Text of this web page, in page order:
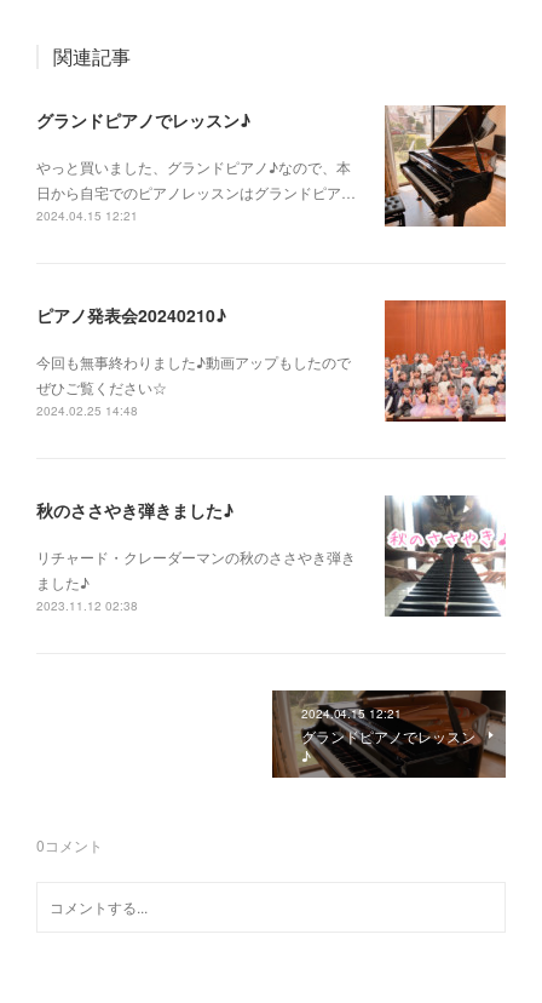
関連記事
グランドピアノでレッスン♪
やっと買いました、グランドピアノ♪なので、本
日から自宅でのピアノレッスンはグランドピア…
2024.04.15 12:21
ピアノ発表会20240210♪
今回も無事終わりました♪動画アップもしたので
ぜひご覧ください☆
2024.02.25 14:48
秋のささやき弾きました♪
リチャード・クレーダーマンの秋のささやき弾き
ました♪
2023.11.12 02:38
2024.04.15 12:21
グランドピアノでレッスン
♪
0コメント